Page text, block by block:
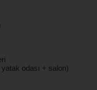
odası + salon)